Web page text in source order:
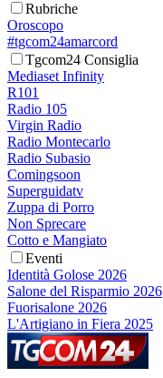
Rubriche
Oroscopo
#tgcom24amarcord
Tgcom24 Consiglia
Mediaset Infinity
R101
Radio 105
Virgin Radio
Radio Montecarlo
Radio Subasio
Comingsoon
Superguidatv
Zuppa di Porro
Non Sprecare
Cotto e Mangiato
Eventi
Identità Golose 2026
Salone del Risparmio 2026
Fuorisalone 2026
L'Artigiano in Fiera 2025